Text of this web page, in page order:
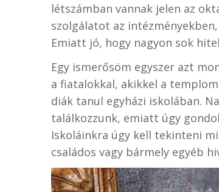
létszámban vannak jelen az
szolgálatot az
Emiatt jó, hogy nagyon sok
Egy ismerősöm egyszer azt
a fiatalokkal, akikkel a
diák tanul egyházi iskolában.
találkozzunk, emiatt úgy
Iskoláinkra úgy kell tekinteni
családos vagy bármely egyéb